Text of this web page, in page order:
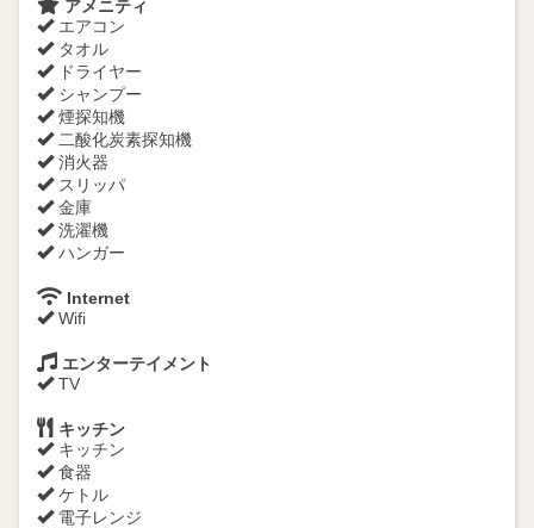
アメニティ
エアコン
タオル
ドライヤー
シャンプー
煙探知機
二酸化炭素探知機
消火器
スリッパ
金庫
洗濯機
ハンガー
Internet
Wifi
エンターテイメント
TV
キッチン
キッチン
食器
ケトル
電子レンジ